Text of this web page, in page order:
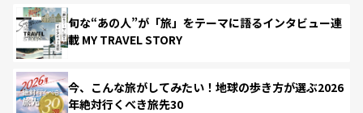
旬な“あの人”が「旅」をテーマに語るインタビュー連
載 MY TRAVEL STORY
今、こんな旅がしてみたい！地球の歩き方が選ぶ2026
年絶対行くべき旅先30